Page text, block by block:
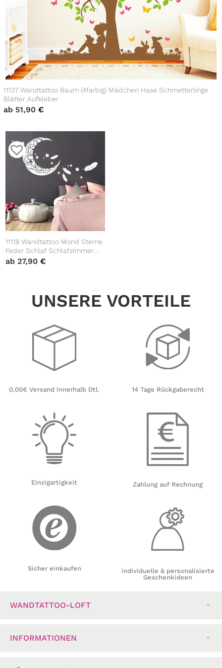
11137 Wandtattoo Baum (4farbig) Mädchen Hase Schmetterlinge
Blätter Aufkleber
ab 51,90 €
11118 Wandtattoo Mond Sterne
Feder Schlaf Schlafzimmer
Moon Star Weiß Träumen
ab27,90€
UNSERE VORTEILE
0,00€ Versand innerhalb Dtl.
Einzigartigkeit
Sicher einkaufen
14 Tage Rückgaberecht
Zahlung auf Rechnung
individuelle & personalisierte
Geschenkideen
WANDTATTOO-LOFT
INFORMATIONEN